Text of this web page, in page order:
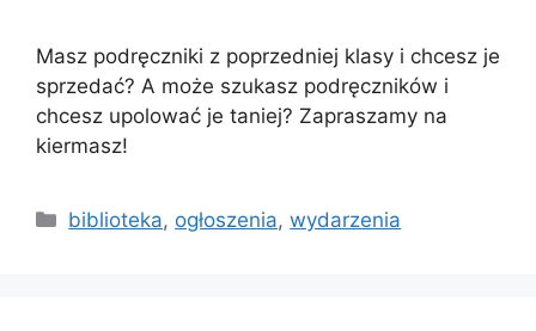
Masz podręczniki z poprzedniej klasy i chcesz je
sprzedać? A może szukasz podręczników i
chcesz upolować je taniej? Zapraszamy na
kiermasz!
biblioteka, ogłoszenia,wydarzenia